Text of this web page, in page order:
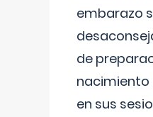
embarazo
de
nacimiento
en sus